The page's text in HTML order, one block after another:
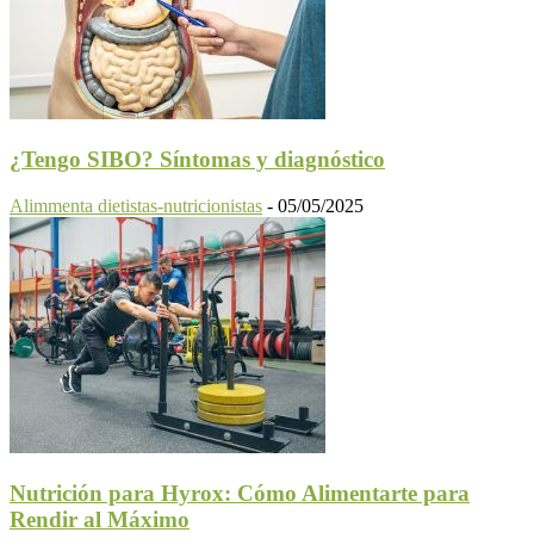
¿Tengo SIBO? Síntomas y diagnóstico
Alimmenta dietistas-nutricionistas - 05/05/2025
Nutrición para Hyrox: Cómo Alimentarte para
Rendir al Máximo